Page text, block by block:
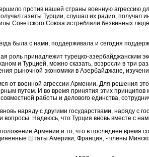
против нашей страны военную
газеты Турции, слушал их радио,
Советского Союза истребляли безвинных
была с нами, поддерживала и сегод­ня
роль принадлежит турецко-азербайд­жанским
и Турцией, можно сказать, возросли в три
рыночной экономики в Азербайджане,
от военной агрессии Армении. Для решения
путем. И во время принятия этих
работы и делового единства,
наряду с другими государства­ми, наряду с
На­деюсь, что Турция вновь вместе с
Армении и то, что в последнее время
Штаты Америки, Франция, - члены